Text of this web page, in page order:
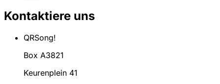
Kontaktiere uns
QRSong!
Box A3821
Keurenplein 41